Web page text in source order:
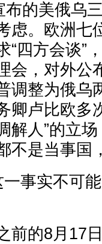
的美俄乌
虑。欧洲七
“四方会谈”
会，对外公
调整为俄乌
卿卢比欧多
解人”的立
不是当事国
事实不可
前的8月17